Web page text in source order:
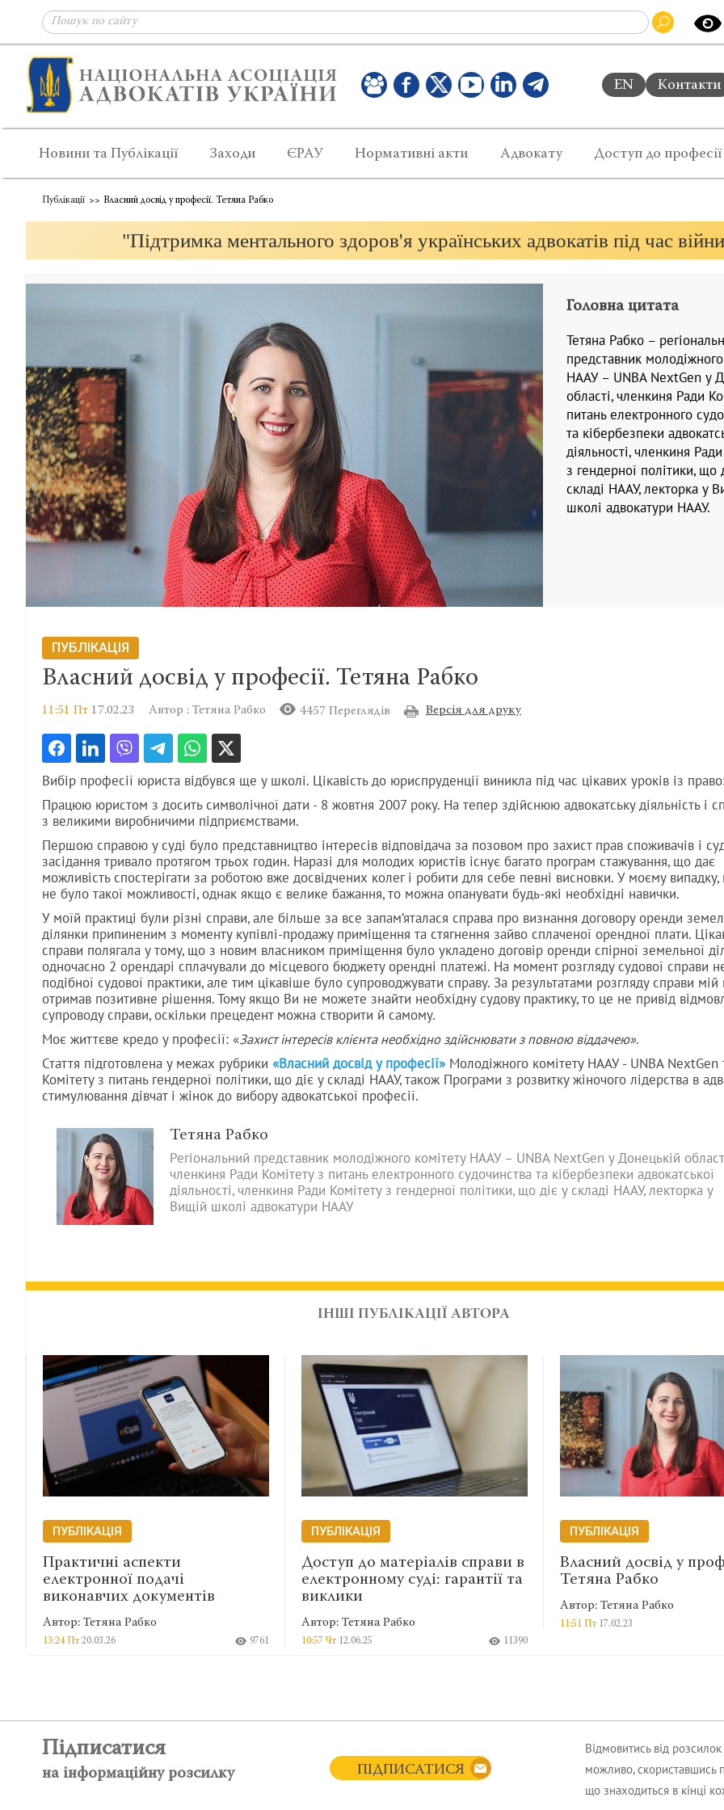
EN Контакти
Новини та Публікації Заходи ЄРАУ Нормативні акти Адвокату Доступ до професії
Публікації Власний досвід у професії. Тетяна Рабко
"Підтримка ментального здоров'я українських адвокатів під час
Головна цитата
Тетяна Рабко –
представник
НААУ – UNBA NextGen у
області, членкиня Ради
питань електронного
та кібербезпеки
діяльності, членкиня
з гендерної політики, що
складі НААУ, лекторка у
школі адвокатури НААУ.
ПУБЛІКАЦІЯ
Власний досвід у професії. Тетяна Рабко
11:51 Пт 17.02.23 Автор : Тетяна Рабко 4457 Переглядів Версія для друку
Вибір професії юриста відбувся ще у школі. Цікавість до юриспруденції виникла під час цікавих уроків із
Працюю юристом з досить символічної дати - 8 жовтня 2007 року. На тепер здійснюю адвокатську діяльність і
з великими виробничими підприємствами.
Першою справою у суді було представництво інтересів відповідача за позовом про захист прав споживачів і
засідання тривало протягом трьох годин. Наразі для молодих юристів існує багато програм стажування, що дає
можливість спостерігати за роботою вже досвідчених колег і робити для себе певні висновки. У моєму випадку,
не було такої можливості, однак якщо є велике бажання, то можна опанувати будь-які необхідні навички.
У моїй практиці були різні справи, але більше за все запам’яталася справа про визнання договору оренди
ділянки припиненим з моменту купівлі-продажу приміщення та стягнення зайво сплаченої орендної плати.
справи полягала у тому, що з новим власником приміщення було укладено договір оренди спірної земельної
одночасно 2 орендарі сплачували до місцевого бюджету орендні платежі. На момент розгляду судової справи
подібної судової практики, але тим цікавіше було супроводжувати справу. За результатами розгляду справи мій
отримав позитивне рішення. Тому якщо Ви не можете знайти необхідну судову практику, то це не привід
супроводу справи, оскільки прецедент можна створити й самому.
Моє життєве кредо у професії: «Захист інтересів клієнта необхідно здійснювати з повною віддачею».
Стаття підготовлена у межах рубрики «Власний досвід у професії» Молодіжного комітету НААУ - UNBA NextGen
Комітету з питань гендерної політики, що діє у складі НААУ, також Програми з розвитку жіночого лідерства в
стимулювання дівчат і жінок до вибору адвокатської професії.
Тетяна Рабко
Регіональний представник молодіжного комітету НААУ – UNBA NextGen у Донецькій
членкиня Ради Комітету з питань електронного судочинства та кібербезпеки адвокатської
діяльності, членкиня Ради Комітету з гендерної політики, що діє у складі НААУ, лекторка у
Вищій школі адвокатури НААУ
ІНШІ ПУБЛІКАЦІЇ АВТОРА
ПУБЛІКАЦІЯ
Практичні аспекти
електронної подачі
виконавчих документів
Автор: Тетяна Рабко
13:24 Пт 20.03.26 9761
ПУБЛІКАЦІЯ
Доступ до матеріалів справи в
електронному суді: гарантії та
виклики
Автор: Тетяна Рабко
10:57 Чт 12.06.25 11390
ПУБЛІКАЦІЯ
Власний досвід у
Тетяна Рабко
Автор: Тетяна Рабко
11:51 Пт 17.02.23
Підписатися
на інформаційну розсилку ПІДПИСАТИСЯ
Відмовитись від
можливо, скориставшись
що знаходиться в кінці